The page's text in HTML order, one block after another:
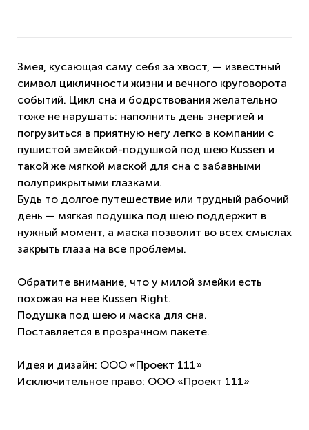
Змея, кусающая саму себя за хвост, — известный
символ цикличности жизни и вечного круговорота
событий. Цикл сна и бодрствования желательно
тоже не нарушать: наполнить день энергией и
погрузиться в приятную негу легко в компании с
пушистой змейкой-подушкой под шею Kussen и
такой же мягкой маской для сна с забавными
полуприкрытыми глазками.
Будь то долгое путешествие или трудный рабочий
день — мягкая подушка под шею поддержит в
нужный момент, а маска позволит во всех смыслах
закрыть глаза на все проблемы.
Обратите внимание, что у милой змейки есть
похожая на нее Kussen Right.
Подушка под шею и маска для сна.
Поставляется в прозрачном пакете.
Идея и дизайн: ООО «Проект 111»
Исключительное право: ООО «Проект 111»